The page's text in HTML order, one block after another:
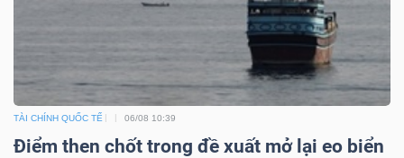
TÀI CHÍNH QUỐC TẾ 06/08 10:39
Điểm then chốt trong đề xuất mở lại eo biển